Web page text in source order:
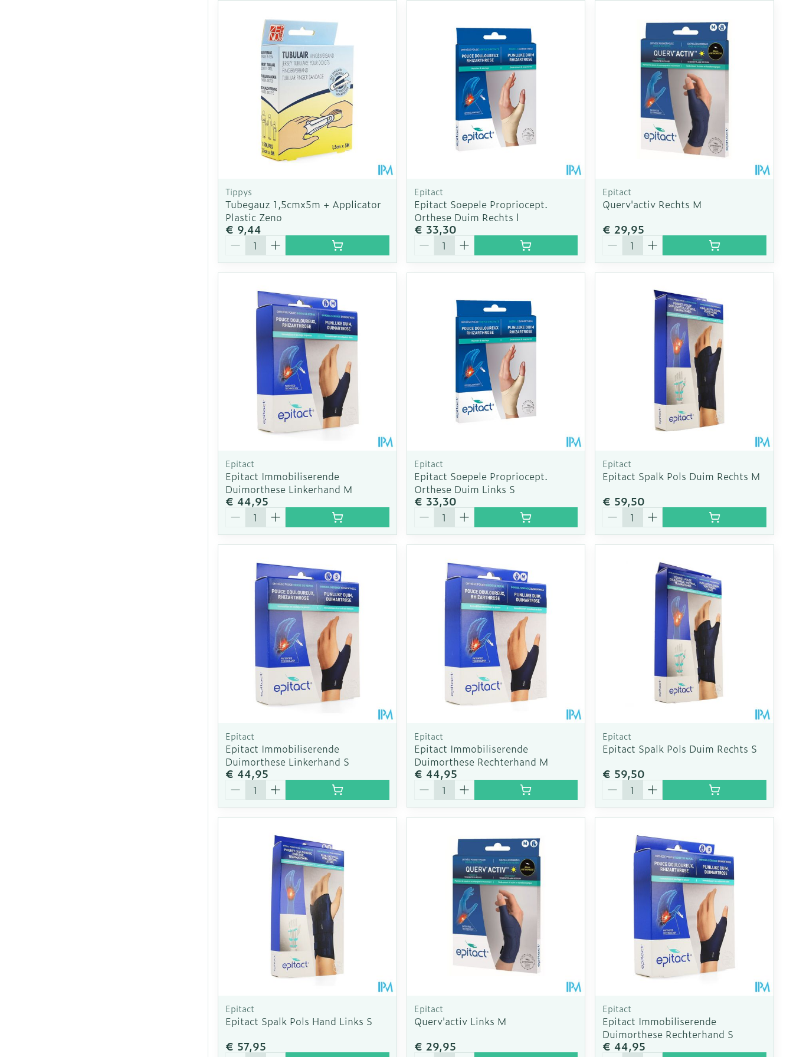
Tippys
Tubegauz 1,5cmx5m + Applicator
Plastic Zeno
€ 9,44
Aantal
Epitact
Epitact Soepele Propriocept.
Orthese Duim Rechts l
€ 33,30
Aantal
Epitact
Querv'activ Rechts M
€ 29,95
Aantal
Epitact
Epitact Immobiliserende
Duimorthese Linkerhand M
€ 44,95
Aantal
Epitact
Epitact Soepele Propriocept.
Orthese Duim Links S
€ 33,30
Aantal
Epitact
Epitact Spalk Pols Duim Rechts M
€ 59,50
Aantal
Epitact
Epitact Immobiliserende
Duimorthese Linkerhand S
€ 44,95
Aantal
Epitact
Epitact Immobiliserende
Duimorthese Rechterhand M
€ 44,95
Aantal
Epitact
Epitact Spalk Pols Duim Rechts S
€ 59,50
Aantal
Epitact
Epitact Spalk Pols Hand Links S
€ 57,95
Epitact
Querv'activ Links M
€ 29,95
Epitact
Epitact Immobiliserende
Duimorthese Rechterhand S
€ 44,95